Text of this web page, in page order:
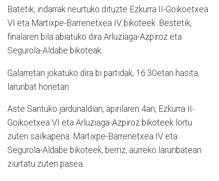
Batetik, indarrak neurtuko dituzte Ezkurra II-Goikoetxea
VI eta Martixpe-Barrenetxea IV bikoteek. Bestetik,
finalaren bila abiatuko dira Arluziaga-Azpiroz eta
Segurola-Aldabe bikoteak.
Galarretan jokatuko dira bi partidak, 16:30etan hasita,
larunbat honetan.
Aste Santuko jardunaldian, apirilaren 4an, Ezkurra II-
Goikoetxea VI eta Arluziaga-Azpiroz bikoteek lortu
zuten sailkapena. Martixpe-Barrenetxea IV eta
Segurola-Aldabe bikoteek, berriz, aurreko larunbatean
ziurtatu zuten pasea.